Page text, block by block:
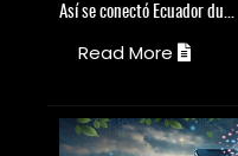
Así se conectó Ecuador du...
Read More